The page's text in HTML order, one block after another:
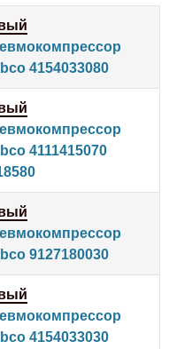
4154033080
4111415070
9127180030
4154033030